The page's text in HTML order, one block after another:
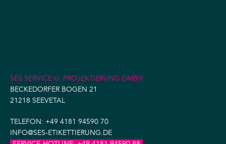
SES SERVICE U. PROJEKTIERUNG GMBH
BECKEDORFER BOGEN 21
21218 SEEVETAL
TELEFON: +49 4181 94590 70
INFO@SES-ETIKETTIERUNG.DE